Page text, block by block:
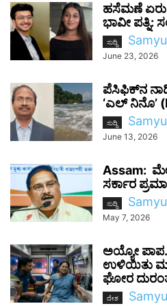
ಹಸೆಮಣೆ ಏರುವ
ಭಾವೀ
ಸುದ್ದಿ
June 23, 2026
ಪೆಸಿಫಿಕ್‌ನ
‘ಎಲ್ ನಿನೊ’
ಸುದ್ದಿ
June 13, 2026
Assam:
ಸರ್ಕಾರ
ಸುದ್ದಿ
May 7, 2026
ಅಯ್ಯೋ
ಉಳಿಯಿತು
ಘೋರ
ದೇಶ